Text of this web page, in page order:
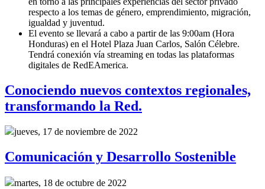
respecto a los temas de género, emprendimiento, migración,
igualdad y juventud.
El evento se llevará a cabo a partir de las 9:00am (Hora
Honduras) en el Hotel Plaza Juan Carlos, Salón Célebre.
Tendrá conexión vía streaming en todas las plataformas
digitales de RedEAmerica.
Conociendo nuevos contextos regionales,
transformando la Red.
jueves, 17 de noviembre de 2022
Comunicación y Desarrollo Sostenible
martes, 18 de octubre de 2022